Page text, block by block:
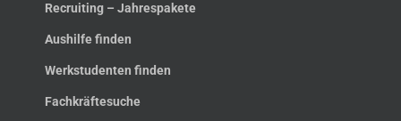
Recruiting – Jahrespakete
Aushilfe finden
Werkstudenten finden
Fachkräftesuche